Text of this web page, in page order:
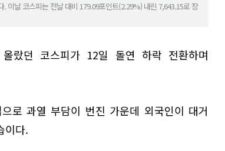
이날 코스피는 전날 대비 179.09포인트(2.29%) 내린 7,643.15로 장
랐던 코스피가 12일 돌연 하락 전환하며
로 과열 부담이 번진 가운데 외국인이 대거
이다.